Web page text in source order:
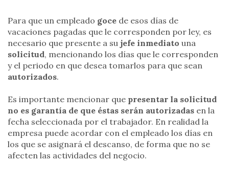
Para que un empleado goce de esos días de
vacaciones pagadas que le corresponden por ley, es
necesario que presente a su jefe inmediato una
solicitud, mencionando los días que le corresponden
y el periodo en que desea tomarlos para que sean
autorizados.
Es importante mencionar que presentar la solicitud
no es garantía de que éstas serán autorizadas en la
fecha seleccionada por el trabajador. En realidad la
empresa puede acordar con el empleado los días en
los que se asignará el descanso, de forma que no se
afecten las actividades del negocio.